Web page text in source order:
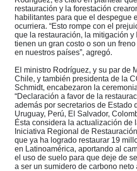
restauración y la forestación
habilitantes para que el despegue
ocurriera. “Esto rompe con el
que la restauración, la mitigación y
tienen un gran costo o son un
en nuestros países”, agregó.
El ministro Rodríguez, y su par de
Chile, y también presidenta de la
Schmidt, encabezaron la
“Declaración a favor de la
además por secretarios de Estado
Uruguay, Perú, El Salvador,
Ésta considera la actualización de
Iniciativa Regional de
que ya ha logrado restaurar 19
en Latinoamérica, aportando al
el uso de suelo para que deje de
a ser un sumidero de carbono neto